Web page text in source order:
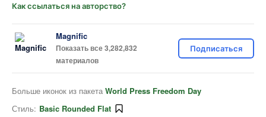
Как ссылаться на авторство?
Magnific
Показать все 3,282,832
материалов
Подписаться
Больше иконок из пакета World Press Freedom Day
Стиль: Basic Rounded Flat